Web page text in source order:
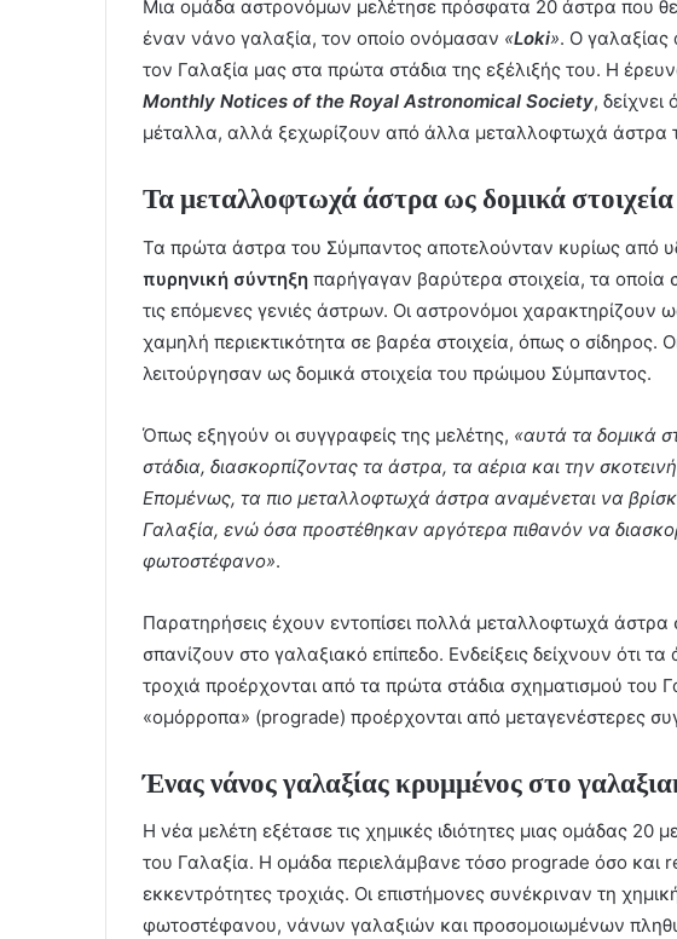
Μια ομάδα αστρονόμων μελέτησε πρόσφατα 20 άστρα που
έναν νάνο γαλαξία, τον οποίο ονόμασαν «Loki». Ο γαλαξίας
τον Γαλαξία μας στα πρώτα στάδια της εξέλιξής του. Η
Monthly Notices of the Royal Astronomical Society,
μέταλλα, αλλά ξεχωρίζουν από άλλα μεταλλοφτωχά άστρα
Τα μεταλλοφτωχά άστρα ως δομικά
Τα πρώτα άστρα του Σύμπαντος αποτελούνταν κυρίως από
πυρηνική σύντηξη παρήγαγαν βαρύτερα στοιχεία, τα οποία
τις επόμενες γενιές άστρων. Οι αστρονόμοι χαρακτηρίζουν
χαμηλή περιεκτικότητα σε βαρέα στοιχεία, όπως ο σίδηρος.
λειτούργησαν ως δομικά στοιχεία του πρώιμου Σύμπαντος.
Όπως εξηγούν οι συγγραφείς της μελέτης, «αυτά τα δομικά
στάδια, διασκορπίζοντας τα άστρα, τα αέρια και την
Επομένως, τα πιο μεταλλοφτωχά άστρα αναμένεται να
Γαλαξία, ενώ όσα προστέθηκαν αργότερα πιθανόν να
φωτοστέφανο».
Παρατηρήσεις έχουν εντοπίσει πολλά μεταλλοφτωχά
σπανίζουν στο γαλαξιακό επίπεδο. Ενδείξεις δείχνουν ότι
τροχιά προέρχονται από τα πρώτα στάδια σχηματισμού του
«ομόρροπα» (prograde) προέρχονται από μεταγενέστερες
Ένας νάνος γαλαξίας κρυμμένος στο
Η νέα μελέτη εξέτασε τις χημικές ιδιότητες μιας ομάδας
του Γαλαξία. Η ομάδα περιελάμβανε τόσο prograde όσο και
εκκεντρότητες τροχιάς. Οι επιστήμονες συνέκριναν τη
φωτοστέφανου, νάνων γαλαξιών και προσομοιωμένων